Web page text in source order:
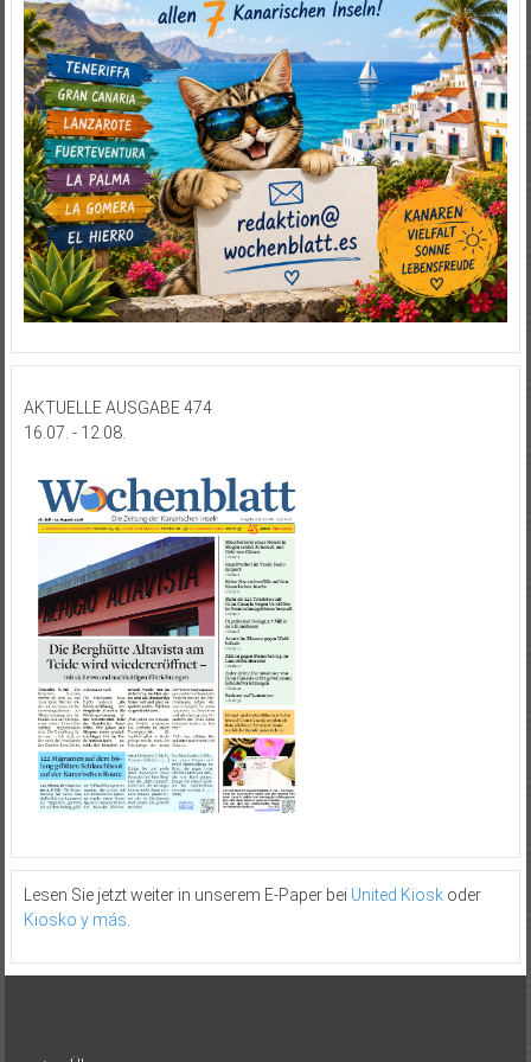
AKTUELLE AUSGABE 474
16.07. - 12.08.
Lesen Sie jetzt weiter in unserem E-Paper bei United Kioskoder
Kiosko y más.